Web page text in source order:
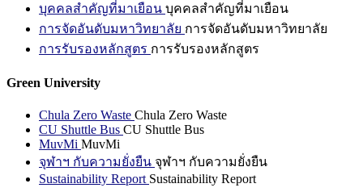
บุคคลสำคัญที่มาเยือน บุคคลสำคัญที่มาเยือน
การจัดอันดับมหาวิทยาลัย การจัดอันดับมหาวิทยาลัย
การรับรองหลักสูตร การรับรองหลักสูตร
Green University
Chula Zero Waste Chula Zero Waste
CU Shuttle Bus CU Shuttle Bus
MuvMi MuvMi
จุฬาฯ กับความยั่งยืน จุฬาฯ กับความยั่งยืน
Sustainability Report Sustainability Report